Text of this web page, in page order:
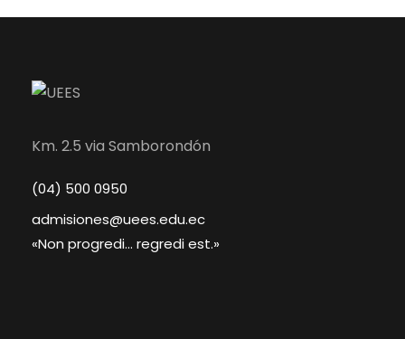
Km. 2.5 via Samborondón
(04) 500 0950
admisiones@uees.edu.ec
«Non progredi... regredi est.»